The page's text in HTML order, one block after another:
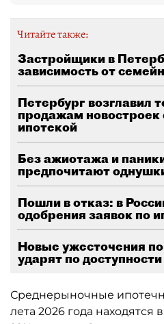
Читайте также:
Застройщики в
зависимость от
Петербург возглавил
продажам новостроек
ипотекой
Без ажиотажа и
предпочитают
Пошли в отказ: в
одобрения заявок по
Новые ужесточения
ударят по
Среднерыночные
лета 2026 года находятся